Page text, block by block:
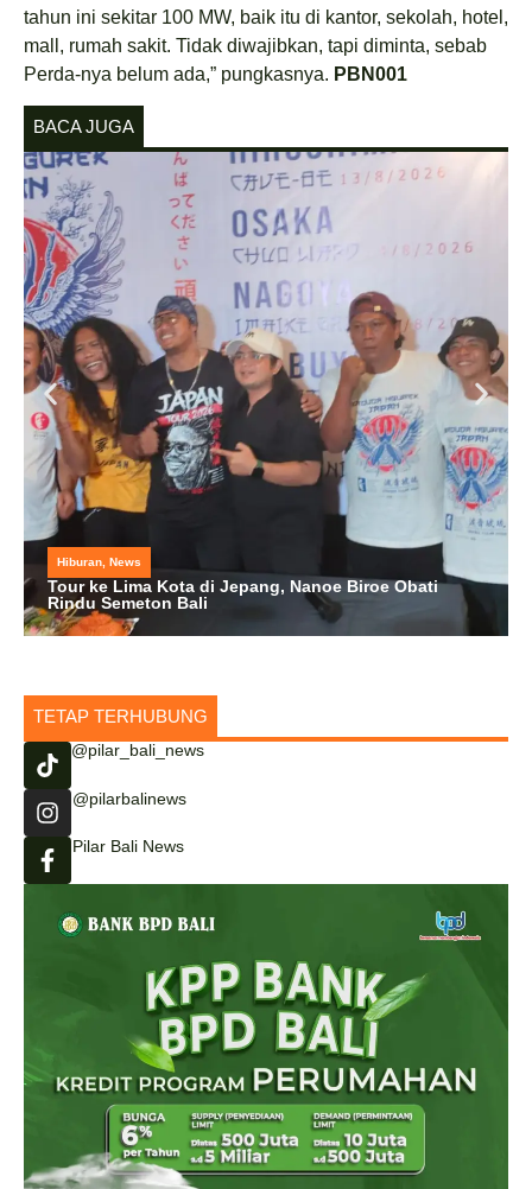
tahun ini sekitar 100 MW, baik itu di kantor, sekolah, hotel,
mall, rumah sakit. Tidak diwajibkan, tapi diminta, sebab
Perda-nya belum ada,” pungkasnya. PBN001
BACA JUGA
Hiburan News
Tour ke Lima Kota di Jepang, Nanoe Biroe Obati
Rindu Semeton Bali
TETAP TERHUBUNG
@pilar_bali_news
@pilarbalinews
Pilar Bali News